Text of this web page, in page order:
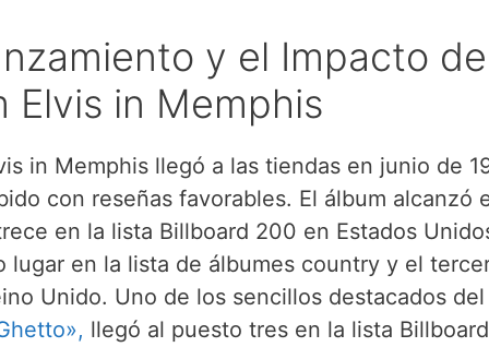
y el Impacto de
Elvis in Memphis
in Memphis llegó a las tiendas en junio de
con reseñas favorables. El álbum alcanzó
en la lista Billboard 200 en Estados
lugar en la lista de álbumes country y el
Unido. Uno de los sencillos destacados
llegó al puesto tres en la lista